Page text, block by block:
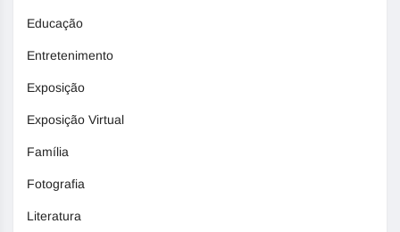
Educação
Entretenimento
Exposição
Exposição Virtual
Família
Fotografia
Literatura